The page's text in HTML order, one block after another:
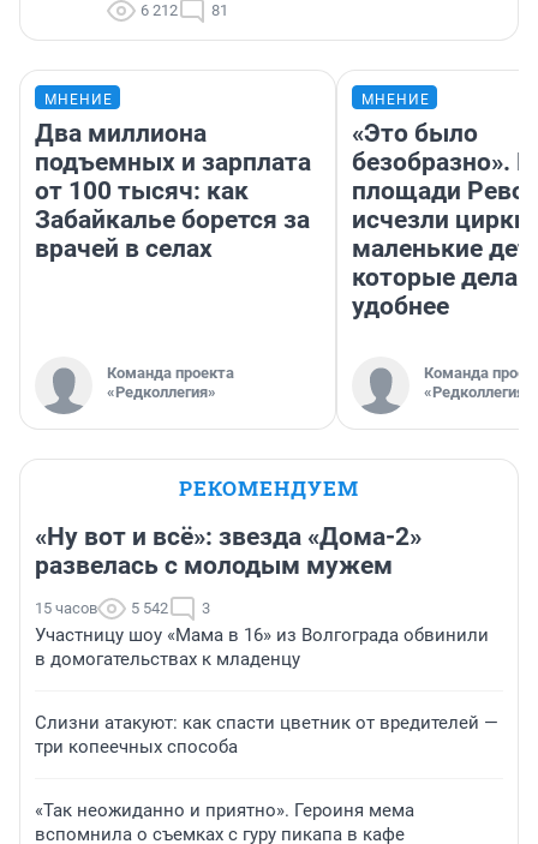
6 212 81
МНЕНИЕ
Два миллиона
подъемных и зарплата
от 100 тысяч: как
Забайкалье борется за
врачей в селах
Команда проекта
«Редколлегия»
МНЕНИЕ
«Это было
безобразно».
площади
исчезли цирки
маленькие
которые
удобнее
Команда
«Редколлегия»
РЕКОМЕНДУЕМ
«Ну вот и всё»: звезда «Дома-2»
развелась с молодым мужем
15 часов 5 542 3
Участницу шоу «Мама в 16» из Волгограда обвинили
в домогательствах к младенцу
Слизни атакуют: как спасти цветник от вредителей —
три копеечных способа
«Так неожиданно и приятно». Героиня мема
вспомнила о съемках с гуру пикапа в кафе